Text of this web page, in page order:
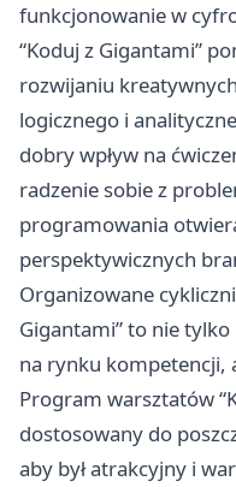
funkcjonowanie w
“Koduj z Gigantami”
rozwijaniu
logicznego i
dobry wpływ na
radzenie sobie z
programowania
perspektywicznych
Organizowane
Gigantami” to nie
na rynku kompetencji,
Program warsztatów
dostosowany do
aby był atrakcyjny i